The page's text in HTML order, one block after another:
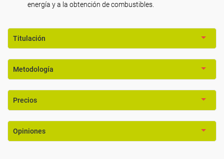
energía y a la obtención de combustibles.
Titulación
Metodología
Precios
Opiniones